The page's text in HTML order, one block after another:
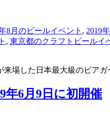
8月のビールイベント , 2019
, 東京都のクラフトビールイ
場した日本最大級のビアガ
6月9日に初開催